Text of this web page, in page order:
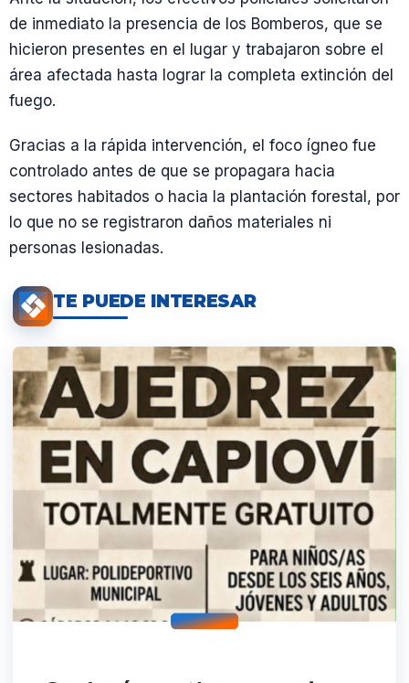
de inmediato la presencia de los Bomberos, que se
hicieron presentes en el lugar y trabajaron sobre el
área afectada hasta lograr la completa extinción del
fuego.
Gracias a la rápida intervención, el foco ígneo fue
controlado antes de que se propagara hacia
sectores habitados o hacia la plantación forestal, por
lo que no se registraron daños materiales ni
personas lesionadas.
TE PUEDE INTERESAR